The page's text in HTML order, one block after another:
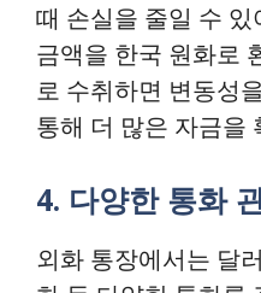
때 손실을 줄일 수
금액을 한국 원화로
로 수취하면 변동성
통해 더 많은 자금을
4. 다양한 통화
외화 통장에서는 달